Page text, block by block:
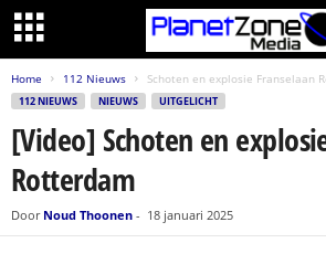
Home 112 Nieuws Schoten en explosie Franselaan
112 NIEUWS NIEUWS UITGELICHT
[Video] Schoten en
Rotterdam
Door Noud Thoonen - 18 januari 2025